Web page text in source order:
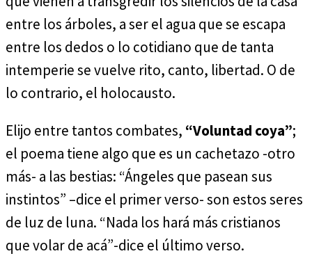
entre los árboles, a ser el agua que se escapa
entre los dedos o lo cotidiano que de tanta
intemperie se vuelve rito, canto, libertad. O de
lo contrario, el holocausto.
Elijo entre tantos combates, “Voluntad coya”;
el poema tiene algo que es un cachetazo -otro
más- a las bestias: “Ángeles que pasean sus
instintos” –dice el primer verso- son estos seres
de luz de luna. “Nada los hará más cristianos
que volar de acá”-dice el último verso.